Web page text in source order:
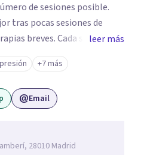
de sesiones posible.
tras pocas sesiones de
breves. Cada sesión de
y te ayudará a conseguir
especialidades destaca la
como el tratamiento de
ansiedad , estrés,
regresiva para el
leer más
+7 más
Email
28010 Madrid